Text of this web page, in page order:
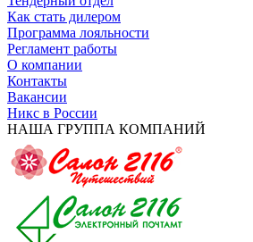
Как стать дилером
Программа лояльности
Регламент работы
О компании
Контакты
Вакансии
Никс в России
НАША ГРУППА КОМПАНИЙ